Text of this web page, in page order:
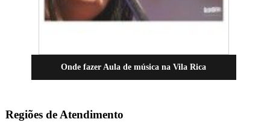
Onde fazer Aula de música na Vila Rica
Regiões de Atendimento